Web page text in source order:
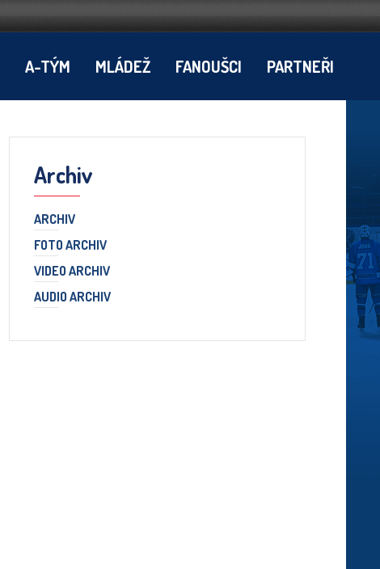
A-TÝM MLÁDEŽ FANOUŠCI PARTNEŘI
Archiv
ARCHIV
FOTO ARCHIV
VIDEO ARCHIV
AUDIO ARCHIV